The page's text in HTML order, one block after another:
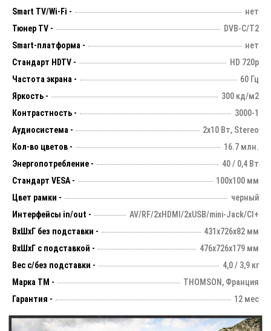
Smart TV/Wi-Fi -
нет
Тюнер TV -
DVB-C/T2
Smart-платформа -
нет
Стандарт HDTV -
HD 720p
Частота экрана -
60 Гц
Яркость -
300 кд/м2
Контрастность -
3000-1
Аудиосистема -
2х10 Вт, Stereo
Кол-во цветов -
16.7 млн.
Энергопотребление -
40 / 0,4 Вт
Стандарт VESA -
100х100 мм
Цвет рамки -
черный
Интерфейсы in/out -
AV/RF/2xHDMI/2xUSB/mini-Jack/CI+
ВхШхГ без подставки -
431х726х82 мм
ВхШхГ с подставкой -
476x726x179 мм
Вес с/без подставки -
4,0 / 3,9 кг
Марка ТМ -
THOMSON, Франция
Гарантия -
12 мес